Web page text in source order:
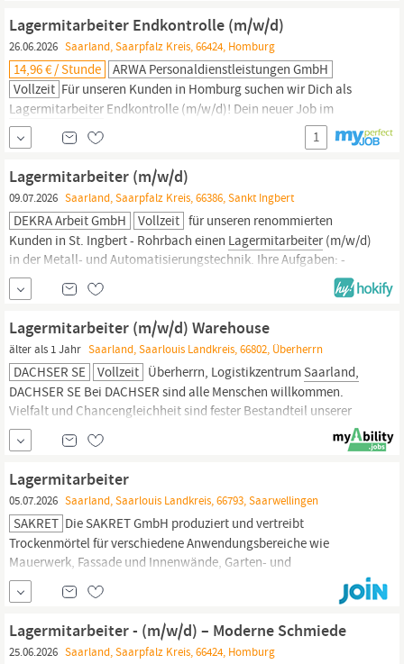
hinaus für Sie erreichbar Ein freundliches und sympathisches...
Lagermitarbeiter Endkontrolle (m/w/d)
26.06.2026 Saarland, Saarpfalz Kreis, 66424, Homburg
14,96 € / Stunde
ARWA Personaldienstleistungen GmbH
Vollzeit Für unseren Kunden in Homburg suchen wir Dich als
Lagermitarbeiter Endkontrolle (m/w/d)! Dein neuer Job im
Rahmen der Arbeitnehmerüberlassung in Vollzeit im Bereich
Lager & Logistik wartet auf Dich!. Dich erwarten attraktive
Vorteile Rabatte bei über 200 namhaften Anbietern Sicherer
Arbeitsplatz Übertarifliche Bezahlung Dein Gehalt 14,96 €
1
Lagermitarbeiter (m/w/d)
09.07.2026 Saarland, Saarpfalz Kreis, 66386, Sankt Ingbert
DEKRA Arbeit GmbH Vollzeit für unseren renommierten
Kunden in St. Ingbert - Rohrbach einen Lagermitarbeiter(m/w/d)
in der Metall- und Automatisierungstechnik. Ihre Aufgaben: -
Organisation und Kontrolle der Lagerbestände inklusive
Warenannahme und Bestandskontrolle - Kommissionieren und
Verpacken von Materialien - Bearbeitung von Lieferscheinen
mithilfe von SAP Ihr Profil:
Lagermitarbeiter (m/w/d) Warehouse
älter als 1 Jahr Saarland, Saarlouis Landkreis, 66802, Überherrn
DACHSER SE Vollzeit Überherrn, Logistikzentrum Saarland,
DACHSER SE Bei DACHSER sind alle Menschen willkommen.
Vielfalt und Chancengleichheit sind fester Bestandteil unserer
Unternehmenskultur. Die Einzigartigkeit eines jeden einzelnen,
und damit die Vielfalt unserer Teams, verstehen wir als treibende
Lagermitarbeiter
05.07.2026 Saarland, Saarlouis Landkreis, 66793, Saarwellingen
SAKRET Die SAKRET GmbH produziert und vertreibt
Trockenmörtel für verschiedene Anwendungsbereiche wie
Mauerwerk, Fassade und Innenwände, Garten- und
Landschaftsbau, Fliesen- und Bodentechnik, technische Mörtel
sowie Betoninstandsetzung. Unsere Produkte werden in eigenen
Produktionsstätten an vier Standorten hergestellt,
qualitätsüberwacht und unseren Kunden zur Verfügung...
Lagermitarbeiter - (m/w/d) – Moderne Schmiede
25.06.2026 Saarland, Saarpfalz Kreis, 66424, Homburg